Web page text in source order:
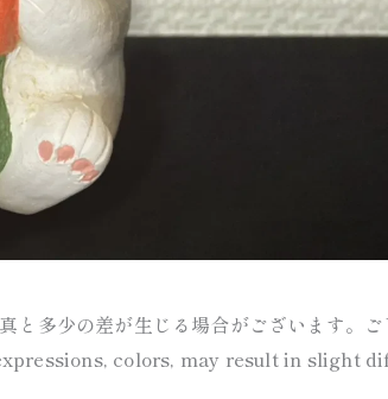
多少の差が生じる場合がございます。ご
colors, may result in slight